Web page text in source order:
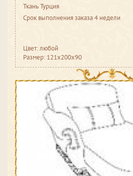
Ткань Турция
Срок выполнения заказа 4 недели
Цвет: любой
Размер: 121x200x90